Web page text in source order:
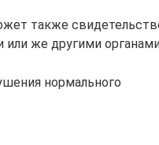
также
или же другими
нормального